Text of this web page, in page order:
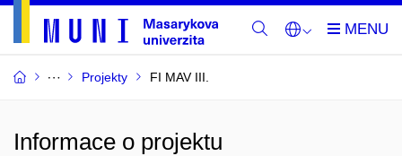
Projekty FI MAV III.
Informace o projektu